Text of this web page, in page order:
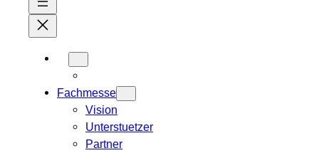
Fachmesse
Vision
Unterstuetzer
Partner